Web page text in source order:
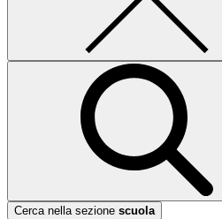
Cerca nella sezione scuola